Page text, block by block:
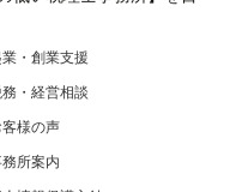
業・創業支援
務・経営相談
客様の声
務所案内